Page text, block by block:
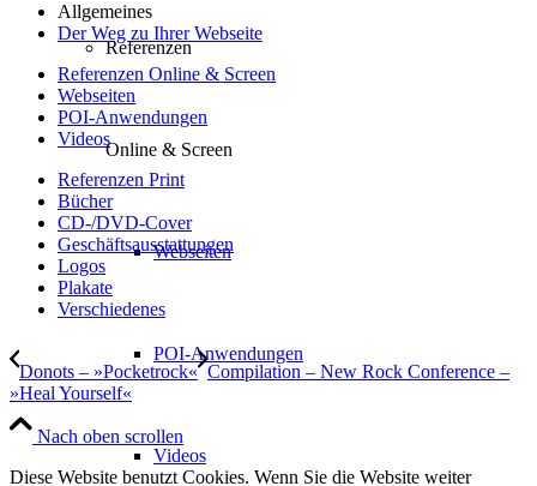
Referenzen
Online & Screen
Webseiten
POI-Anwendungen
Videos
Allgemeines
Der Weg zu Ihrer Webseite
Referenzen Online & Screen
Webseiten
POI-Anwendungen
Videos
Referenzen Print
Bücher
CD-/DVD-Cover
Geschäftsausstattungen
Logos
Plakate
Verschiedenes
Donots – »Pocketrock« Compilation – New Rock Conference –
»Heal Yourself«
Nach oben scrollen
Diese Website benutzt Cookies. Wenn Sie die Website weiter